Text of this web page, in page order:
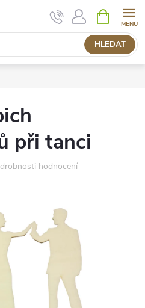
HLEDAT
NÁKUPNÍ
KOŠÍK
při tanci
hodnocení